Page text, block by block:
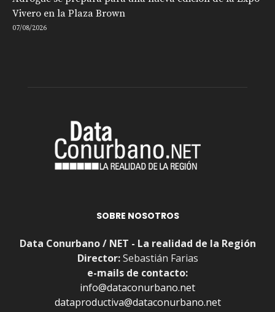
Vivero en la Plaza Brown
07/08/2026
SOBRE NOSOTROS
Data Conurbano / NET - La realidad de la Región
Director:Sebastián Farias
e-mails de contacto:
info@dataconurbano.net
dataproductiva@dataconurbano.net